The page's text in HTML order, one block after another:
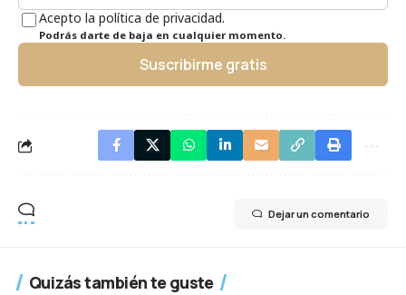
Acepto la política de privacidad.
Podrás darte de baja en cualquier momento.
Suscribirme gratis
Dejar un comentario
Quizás también te guste